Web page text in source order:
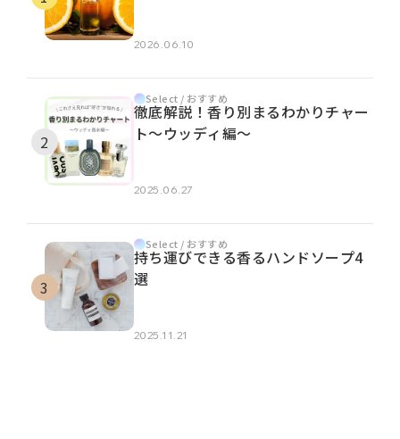
2026.06.10
Select / おすすめ
徹底解説！香り別まるわかりチャー
ト～ウッディ編～
2025.06.27
Select / おすすめ
持ち運びできる香るハンドソープ4
選
2025.11.21